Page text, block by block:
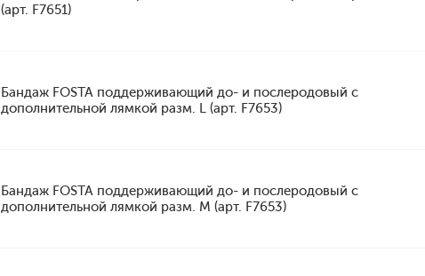
(арт. F7651)
Бандаж FOSTA поддерживающий до- и послеродовый с
дополнительной лямкой разм. L (арт. F7653)
Бандаж FOSTA поддерживающий до- и послеродовый с
дополнительной лямкой разм. M (арт. F7653)